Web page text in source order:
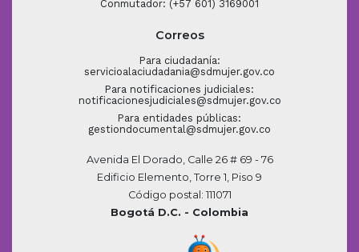
Conmutador: (+57 601) 3169001
Correos
Para ciudadanía:
servicioalaciudadania@sdmujer.gov.co
Para notificaciones judiciales:
notificacionesjudiciales@sdmujer.gov.co
Para entidades públicas:
gestiondocumental@sdmujer.gov.co
Avenida El Dorado, Calle 26 # 69 - 76
Edificio Elemento, Torre 1, Piso 9
Código postal: 111071
Bogotá D.C. - Colombia